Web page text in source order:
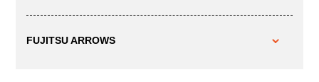
FUJITSU ARROWS